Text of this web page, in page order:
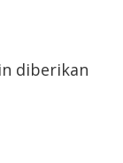
diberikan